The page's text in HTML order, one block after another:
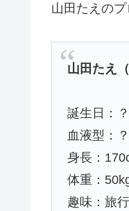
山田たえのプ
山田たえ（
誕生日：？
血液型：？
身長：
体重：
趣味：旅